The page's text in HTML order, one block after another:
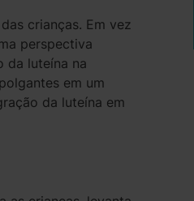
crianças. Em vez
perspectiva
da luteína na
em um
da luteína em